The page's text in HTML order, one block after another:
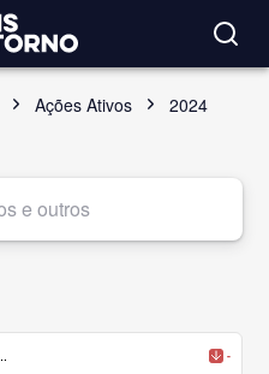
Ações Ativos
2024
-